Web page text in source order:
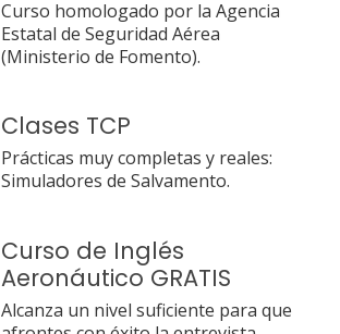
Curso homologado por la Agencia
Estatal de Seguridad Aérea
(Ministerio de Fomento).
Clases TCP
Prácticas muy completas y reales:
Simuladores de Salvamento.
Curso de Inglés
Aeronáutico GRATIS
Alcanza un nivel suficiente para que